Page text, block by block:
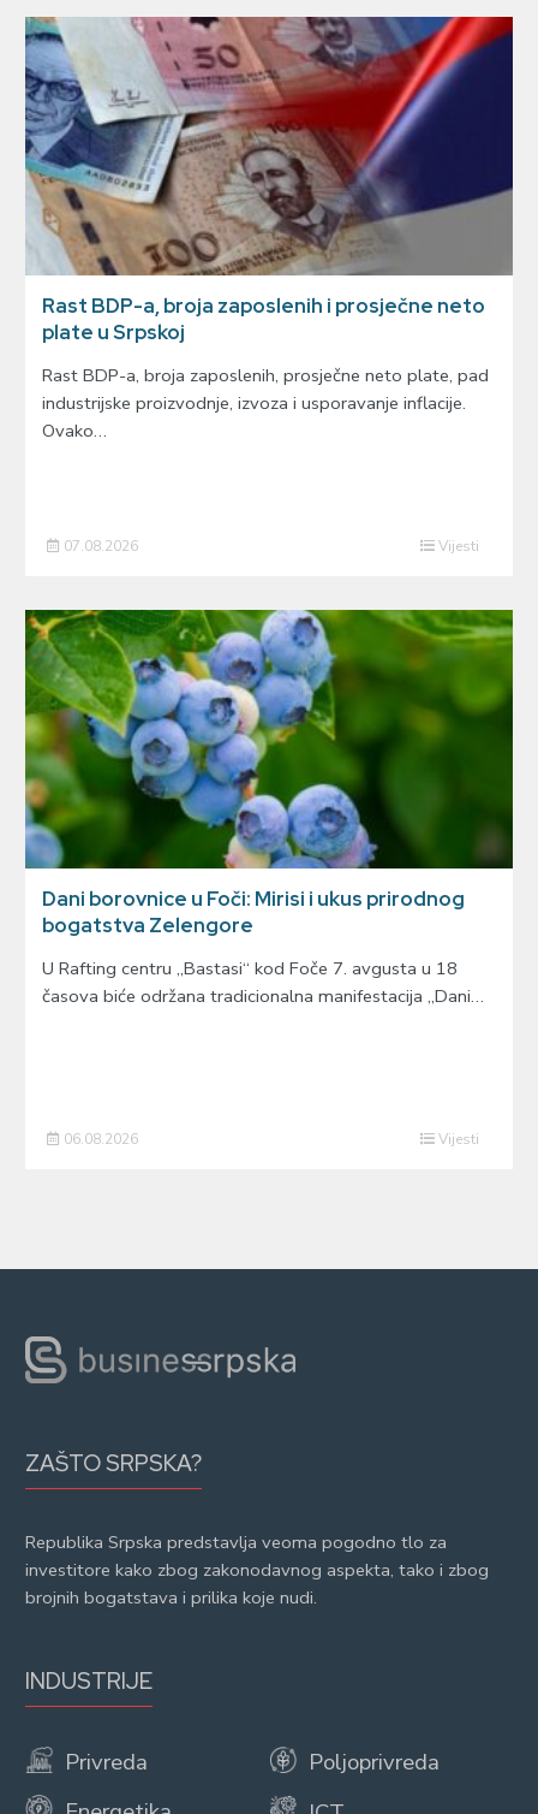
Rast BDP-a, broja zaposlenih i prosječne neto
plate u Srpskoj
Rast BDP-a, broja zaposlenih, prosječne neto plate, pad
industrijske proizvodnje, izvoza i usporavanje inflacije.
Ovako…
07.08.2026 Vijesti
Dani borovnice u Foči: Mirisi i ukus prirodnog
bogatstva Zelengore
U Rafting centru „Bastasi“ kod Foče 7. avgusta u 18
časova biće održana tradicionalna manifestacija „Dani…
06.08.2026 Vijesti
ZAŠTO SRPSKA?
Republika Srpska predstavlja veoma pogodno tlo za
investitore kako zbog zakonodavnog aspekta, tako i zbog
brojnih bogatstava i prilika koje nudi.
INDUSTRIJE
Privreda
Poljoprivreda